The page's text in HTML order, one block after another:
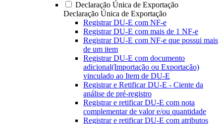
Declaração Única de Exportação
Declaração Única de Exportação
Registrar DU-E com NF-e
Registrar DU-E com mais de 1 NF-e
Registrar DU-E com NF-e que possui mais
de um item
Registrar DU-E com documento
adicional(Importação ou Exportação)
vinculado ao Item de DU-E
Registrar e Retificar DU-E - Ciente da
análise de pré-registro
Registrar e retificar DU-E com nota
complementar de valor e/ou quantidade
Registrar e retificar DU-E com atributos